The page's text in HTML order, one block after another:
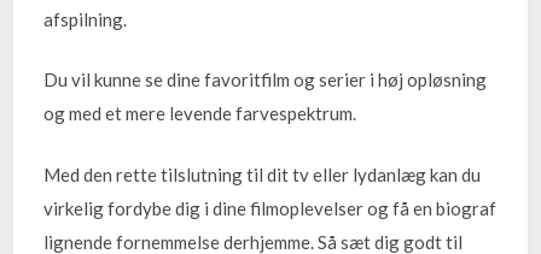
afspilning.
Du vil kunne se dine favoritfilm og serier i høj opløsning
og med et mere levende farvespektrum.
Med den rette tilslutning til dit tv eller lydanlæg kan du
virkelig fordybe dig i dine filmoplevelser og få en biograf
lignende fornemmelse derhjemme. Så sæt dig godt til